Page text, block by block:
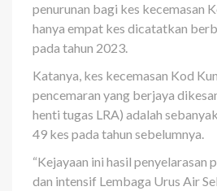
penurunan bagi kes kecemasan
hanya empat kes dicatatkan
pada tahun 2023.
Katanya, kes kecemasan Kod
pencemaran yang berjaya
henti tugas LRA) adalah
49 kes pada tahun sebelumnya.
“Kejayaan ini hasil penyelarasan
dan intensif Lembaga Urus Air